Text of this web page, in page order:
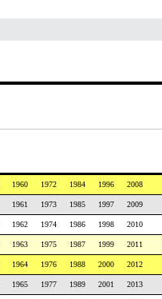
1960 1972 1984 1996 2008
1961 1973 1985 1997 2009
1962 1974 1986 1998 2010
1963 1975 1987 1999 2011
1964 1976 1988 2000 2012
1965 1977 1989 2001 2013